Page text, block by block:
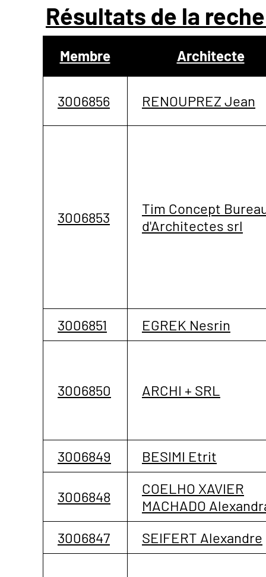
Résultats de la
Membre Architecte
3006856 RENOUPREZ Jean
3006853
Tim Concept
d'Architectes srl
3006851 EGREK Nesrin
3006850 ARCHI + SRL
3006849 BESIMI Etrit
3006848
COELHO XAVIER
MACHADO
3006847
SEIFERT Alexandre